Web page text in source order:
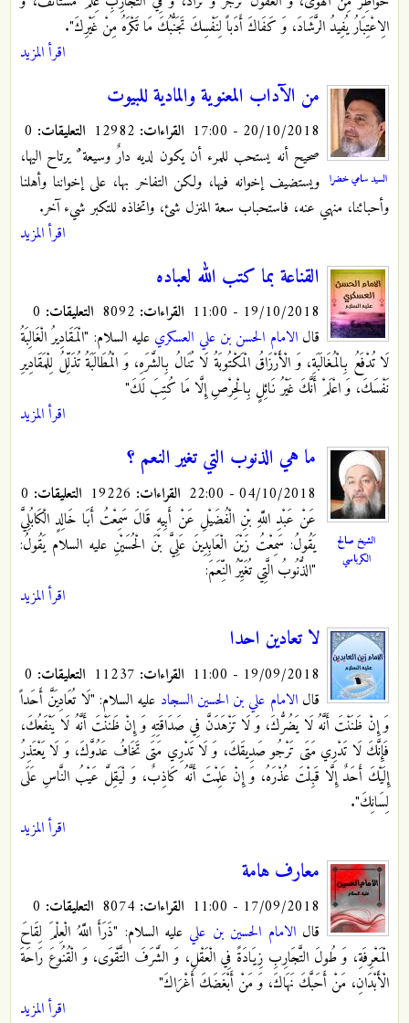
الِاعْتِبَارُ يُفِيدُ الرَّشَادَ، وَ كَفَاكَ أَدَباً لِنَفْسِكَ تَجَنُّبُكَ مَا تَكْرَهُ‏ مِنْ غَيْرِكَ‏".
اقرأ المزيد
السيد سامي خضرا
من الآداب المعنوية والمادية للبيوت
20/10/2018 - 17:00 القراءات: التعليقات:
صحيح أنه يستحب للمرء أن يكون لديه دارٌ وسيعة ٌ يرتاح اليها،
ويستضيف إخوانه فيها، ولكن التفاخر بها، على إخواننا وأهلنا
وأحبائنا، منهي عنه، فاستحباب سعة المنزل شئ، واتخاذه للتكبر شيء آخر.‏
اقرأ المزيد
القناعة بما كتب الله لعباده
19/10/2018 - 11:00 القراءات: التعليقات:
قالالامام الحسن بن علي العسكري عليه السلام: "الْمَقَادِيرُ الْغَالِبَةُ
لَا تُدْفَعُ بِالْمُغَالَبَةِ، وَ الْأَرْزَاقُ الْمَكْتُوبَةُ لَا تُنَالُ بِالشَّرَهِ‏، وَ الْمُطَالَبَةُ تُذَلِّلُ لِلْمَقَادِيرِ
نَفْسَكَ، وَ اعْلَمْ أَنَّكَ غَيْرُ نَائِلٍ بِالْحِرْصِ إِلَّا مَا كُتِبَ لَكَ‏"
اقرأ المزيد
الشيخ صالح
الكرباسي
ما هي الذنوب التي تغير النعم ؟
04/10/2018 - 22:00 القراءات: التعليقات:
عَنْ عَبْدِ اللَّهِ بْنِ الْفُضَيْلِ عَنْ أَبِيهِ قَالَ سَمِعْتُ أَبَا خَالِدٍ الْكَابُلِيَّ
يَقُولُ: سَمِعْتُ زَيْنَ الْعَابِدِينَ عَلِيَّ بْنَ الْحُسَيْنِ عليه السلام يَقُولُ‏:
"الذُّنُوبُ الَّتِي تُغَيِّرُ النِّعَمَ:
اقرأ المزيد
لا تعادين احدا
19/09/2018 - 11:00 القراءات: التعليقات:
قالالامام علي بن الحسين السجاد عليه السلام: "لَا تُعَادِيَنَّ أَحَداً
وَ إِنْ ظَنَنْتَ أَنَّهُ لَا يَضُرُّكَ، وَ لَا تَزْهَدَنَّ فِي صَدَاقَتِهِ‏ وَ إِنْ ظَنَنْتَ أَنَّهُ لَا يَنْفَعُكَ،
فَإِنَّكَ لَا تَدْرِي مَتَى تَرْجُو صَدِيقَكَ، وَ لَا تَدْرِي مَتَى تَخَافُ عَدُوَّكَ، وَ لَا يَعْتَذِرُ
إِلَيْكَ أَحَدٌ إِلَّا قَبِلْتَ عُذْرَهُ، وَ إِنْ عَلِمْتَ أَنَّهُ كَاذِبٌ، وَ لْيَقِلَّ عَيْبُ النَّاسِ عَلَى
لِسَانِكَ".
اقرأ المزيد
معارف هامة
17/09/2018 - 11:00 القراءات: التعليقات:
قالالامام الحسين بن علي عليه السلام: "ذَرَأَ اللَّهُ الْعِلْمَ‏ لِقَاحَ
الْمَعْرِفَةِ، وَ طُولَ التَّجَارِبِ زِيَادَةً فِي الْعَقْلِ، وَ الشَّرَفَ التَّقْوَى‏، وَ الْقُنُوعَ رَاحَةَ
الْأَبْدَانِ، مَنْ أَحَبَّكَ نَهَاكَ، وَ مَنْ أَبْغَضَكَ أَغْرَاكَ‏"
اقرأ المزيد